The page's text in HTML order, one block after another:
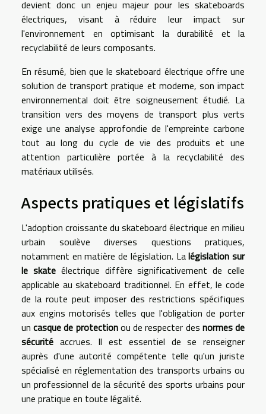
devient donc un enjeu majeur pour les skateboards
électriques, visant à réduire leur impact sur
l'environnement en optimisant la durabilité et la
recyclabilité de leurs composants.
En résumé, bien que le skateboard électrique offre une
solution de transport pratique et moderne, son impact
environnemental doit être soigneusement étudié. La
transition vers des moyens de transport plus verts
exige une analyse approfondie de l'empreinte carbone
tout au long du cycle de vie des produits et une
attention particulière portée à la recyclabilité des
matériaux utilisés.
Aspects pratiques et législatifs
L'adoption croissante du skateboard électrique en milieu
urbain soulève diverses questions pratiques,
notamment en matière de législation. Lalégislation sur
le skateélectrique diffère significativement de celle
applicable au skateboard traditionnel. En effet, le code
de la route peut imposer des restrictions spécifiques
aux engins motorisés telles que l'obligation de porter
uncasque de protectionou de respecter des normes de
sécurité accrues. Il est essentiel de se renseigner
auprès d'une autorité compétente telle qu'un juriste
spécialisé en réglementation des transports urbains ou
un professionnel de la sécurité des sports urbains pour
une pratique en toute légalité.